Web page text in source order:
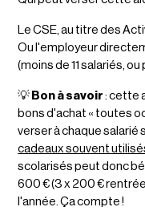
Le CSE, au titre des
Ou l'employeur
(moins de 11 salariés,
💡 Bon à savoir : cette
bons d'achat « toutes
verser à chaque
cadeaux souvent
scolarisés peut donc
600 € (3 x 200 €
l'année. Ça compte !